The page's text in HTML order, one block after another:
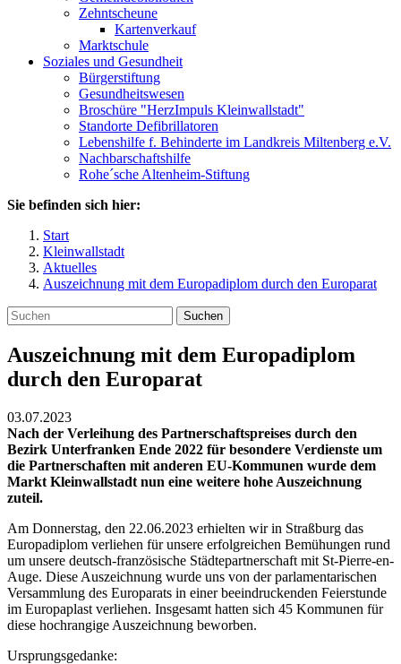
Zehntscheune
Kartenverkauf
Marktschule
Soziales und Gesundheit
Bürgerstiftung
Gesundheitswesen
Broschüre "HerzImpuls Kleinwallstadt"
Standorte Defibrillatoren
Lebenshilfe f. Behinderte im Landkreis Miltenberg e.V.
Nachbarschaftshilfe
Rohe´sche Altenheim-Stiftung
Sie befinden sich hier:
Start
Kleinwallstadt
Aktuelles
Auszeichnung mit dem Europadiplom durch den Europarat
Suchen
Auszeichnung mit dem Europadiplom
durch den Europarat
03.07.2023
Nach der Verleihung des Partnerschaftspreises durch den
Bezirk Unterfranken Ende 2022 für besondere Verdienste um
die Partnerschaften mit anderen EU-Kommunen wurde dem
Markt Kleinwallstadt nun eine weitere hohe Auszeichnung
zuteil.
Am Donnerstag, den 22.06.2023 erhielten wir in Straßburg das
Europadiplom verliehen für unsere erfolgreichen Bemühungen rund
um unsere deutsch-französische Städtepartnerschaft mit St-Pierre-en-
Auge. Diese Auszeichnung wurde uns von der parlamentarischen
Versammlung des Europarats in einer beeindruckenden Feierstunde
im Europaplast verliehen. Insgesamt hatten sich 45 Kommunen für
diese hochrangige Auszeichnung beworben.
Ursprungsgedanke: